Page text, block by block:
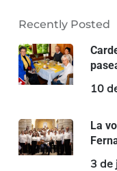
Recently Posted
10
La
3 de